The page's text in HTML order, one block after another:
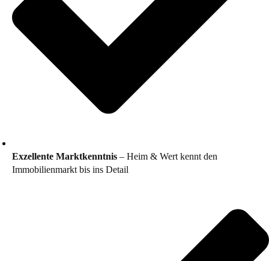
Exzellente Marktkenntnis – Heim & Wert kennt den
Immobilienmarkt bis ins Detail